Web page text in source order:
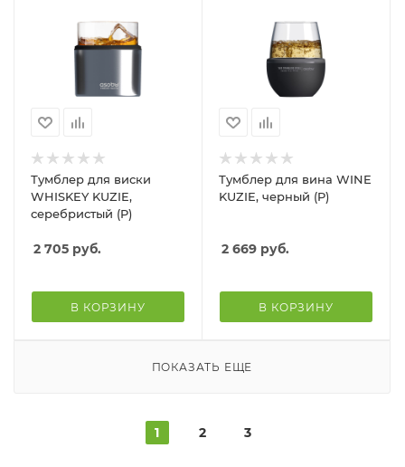
Тумблер для виски
WHISKEY KUZIE,
серебристый (P)
2 705 руб.
В КОРЗИНУ
Тумблер для вина WINE
KUZIE, черный (P)
2 669 руб.
В КОРЗИНУ
ПОКАЗАТЬ ЕЩЕ
1 2 3